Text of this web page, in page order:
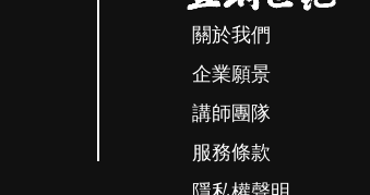
關於我們
企業願景
講師團隊
服務條款